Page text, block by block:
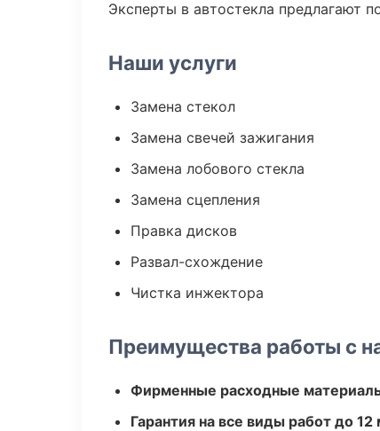
Эксперты в автостекла предлагают
Наши услуги
Замена стекол
Замена свечей зажигания
Замена лобового стекла
Замена сцепления
Правка дисков
Развал-схождение
Чистка инжектора
Преимущества работы с
Фирменные расходные
Гарантия на все виды работ до 12